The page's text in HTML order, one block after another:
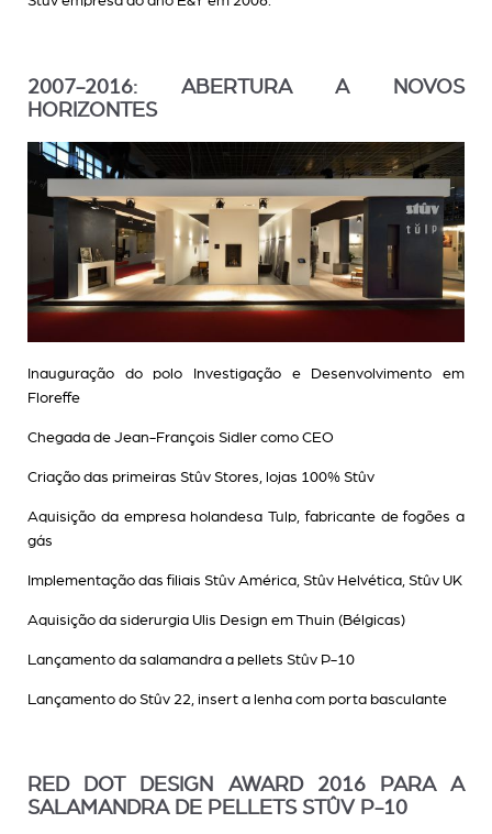
2007-2016: ABERTURA A NOVOS
HORIZONTES
Inauguração do polo Investigação e Desenvolvimento em
Floreffe
Chegada de Jean-François Sidler como CEO
Criação das primeiras Stûv Stores, lojas 100% Stûv
Aquisição da empresa holandesa Tulp, fabricante de fogões a
gás
Implementação das filiais Stûv América, Stûv Helvética, Stûv UK
Aquisição da siderurgia Ulis Design em Thuin (Bélgicas)
Lançamento da salamandra a pellets Stûv P-10
Lançamento do Stûv 22, insert a lenha com porta basculante
RED DOT DESIGN AWARD 2016 PARA A
SALAMANDRA DE PELLETS STÛV P-10